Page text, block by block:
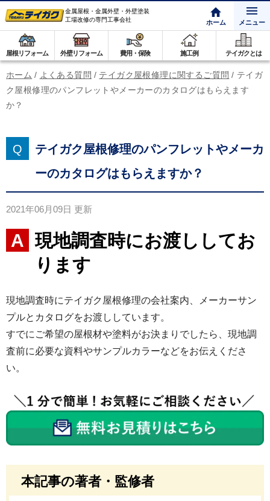
金属屋根・金属外壁・外壁塗装
工場改修の専門工事会社
ホーム メニュー
屋根リフォーム 外壁リフォーム 費用・保険 施工例 テイガクとは
ホーム / よくある質問 / テイガク屋根修理に関するご質問 / テイガ
ク屋根修理のパンフレットやメーカーのカタログはもらえます
か？
テイガク屋根修理のパンフレットやメーカ
ーのカタログはもらえますか？
2021年06月09日 更新
現地調査時にお渡ししてお
ります
現地調査時にテイガク屋根修理の会社案内、メーカーサン
プルとカタログをお渡ししています。
すでにご希望の屋根材や塗料がお決まりでしたら、現地調
査前に必要な資料やサンプルカラーなどをお伝えくださ
い。
本記事の著者・監修者